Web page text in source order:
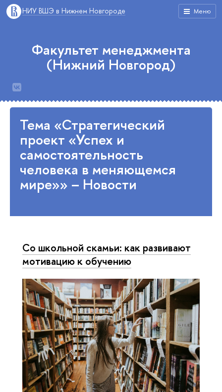
Меню
НИУ ВШЭ в Нижнем Новгороде
Факультет менеджмента
(Нижний Новгород)
Тема «Стратегический
проект «Успех и
самостоятельность
человека в меняющемся
мире»» – Новости
Со школьной скамьи: как развивают
мотивацию к обучению